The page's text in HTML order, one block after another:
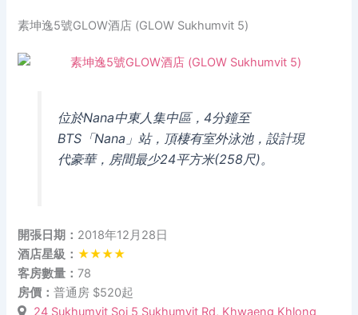
素坤逸5號GLOW酒店 (GLOW Sukhumvit 5)
位於Nana中東人集中區，4分鐘至
BTS「Nana」站，頂棲有室外泳池，設計現
代豪華，房間最少24平方米(258尺)。
開張日期： 2018年12月28日
酒店星級： ★★★★
客房數量： 78
房價：普通房 $520起
24 Sukhumvit Soi 5 Sukhumvit Rd, Khwaeng Khlong